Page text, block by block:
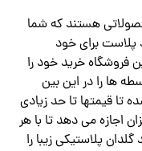
هستند که شما
پلاست برای خود
فروشگاه خرید خود را
ها را در این بین
قیمتها تا حد زیادی
اجازه می دهد تا با هر
پلاستیکی زیبا را